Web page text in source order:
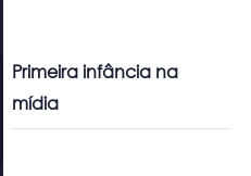
Primeira infância na
mídia